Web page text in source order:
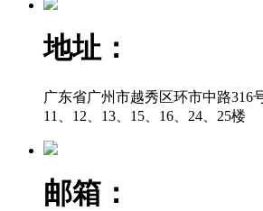
地址：
广东省广州市越秀区环市中路316
11、12、13、15、16、24、25楼
邮箱：